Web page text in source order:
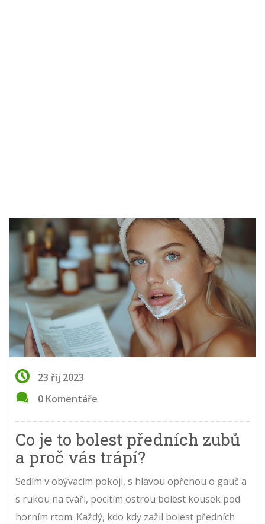
23 říj 2023
0 Komentáře
Co je to bolest předních zubů
a proč vás trápí?
Sedím v obývacím pokoji, s hlavou opřenou o gauč a
s rukou na tváři, pocítím ostrou bolest kousek pod
horním rtom. Každý, kdo kdy zažil bolest předních